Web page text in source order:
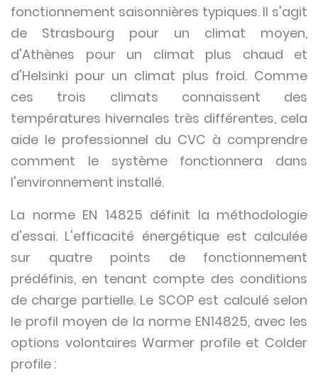
fonctionnement saisonnières typiques. Il s'agit
de Strasbourg pour un climat moyen,
d'Athènes pour un climat plus chaud et
d'Helsinki pour un climat plus froid. Comme
ces trois climats connaissent des
températures hivernales très différentes, cela
aide le professionnel du CVC à comprendre
comment le système fonctionnera dans
l'environnement installé.
La norme EN 14825 définit la méthodologie
d'essai. L'efficacité énergétique est calculée
sur quatre points de fonctionnement
prédéfinis, en tenant compte des conditions
de charge partielle. Le SCOP est calculé selon
le profil moyen de la norme EN14825, avec les
options volontaires Warmer profile et Colder
profile :